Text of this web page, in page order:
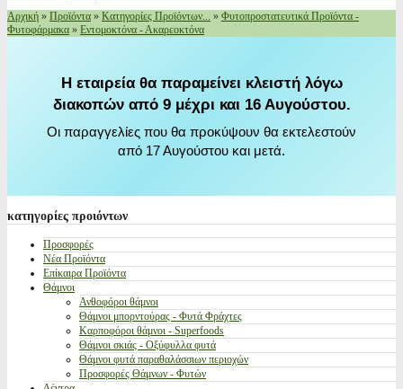
Αρχική » Προϊόντα » Κατηγορίες Προϊόντων... » Φυτοπροστατευτικά Προϊόντα -
Φυτοφάρμακα » Εντομοκτόνα - Ακαρεοκτόνα
Η εταιρεία θα παραμείνει κλειστή λόγω
διακοπών από 9 μέχρι και 16 Αυγούστου.
Οι παραγγελίες που θα προκύψουν θα εκτελεστούν
από 17 Αυγούστου και μετά.
κατηγορίες προιόντων
Προσφορές
Νέα Προϊόντα
Επίκαιρα Προϊόντα
Θάμνοι
Ανθοφόροι θάμνοι
Θάμνοι μπορντούρας - Φυτά Φράχτες
Καρποφόροι θάμνοι - Superfoods
Θάμνοι σκιάς - Οξύφυλλα φυτά
Θάμνοι φυτά παραθαλάσσιων περιοχών
Προσφορές Θάμνων - Φυτών